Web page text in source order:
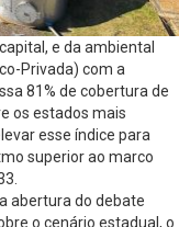
e da ambiental
Privada) com a
81% de cobertura de
os estados mais
esse índice para
superior ao marco
abertura do debate
o cenário estadual, o